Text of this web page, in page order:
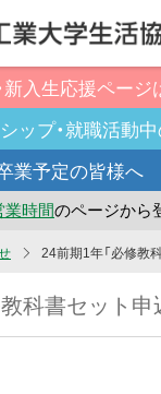
新入生応援ページ
ップ・就職活動
業予定の皆様へ
時間のページから登
24前期1年「必修教
科書セット申